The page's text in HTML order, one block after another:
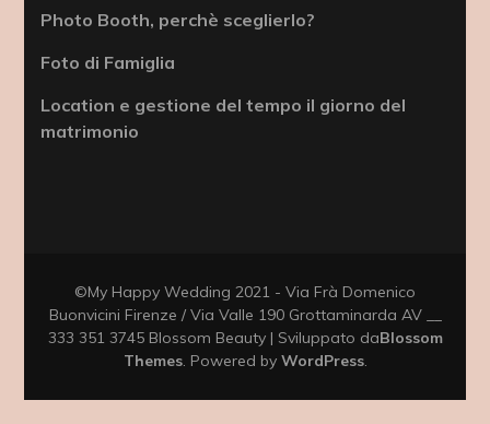
Photo Booth, perchè sceglierlo?
Foto di Famiglia
Location e gestione del tempo il giorno del
matrimonio
©My Happy Wedding 2021 - Via Frà Domenico
Buonvicini Firenze / Via Valle 190 Grottaminarda AV __
333 351 3745 Blossom Beauty | Sviluppato daBlossom
Themes. Powered by WordPress.